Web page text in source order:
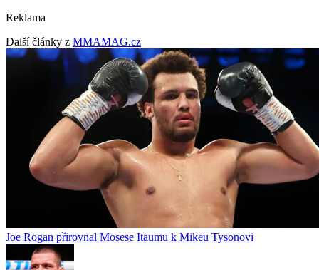
Reklama
Další články z MMAMAG.cz
Joe Rogan přirovnal Mosese Itaumu k Mikeu Tysonovi